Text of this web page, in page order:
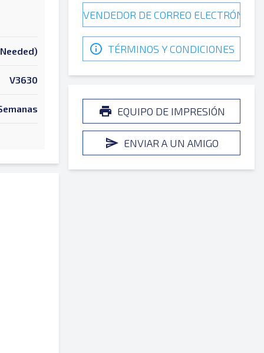
V3630
VENDEDOR DE CORREO ELECTRÓNICO
TÉRMINOS Y CONDICIONES
EQUIPO DE IMPRESIÓN
ENVIAR A UN AMIGO